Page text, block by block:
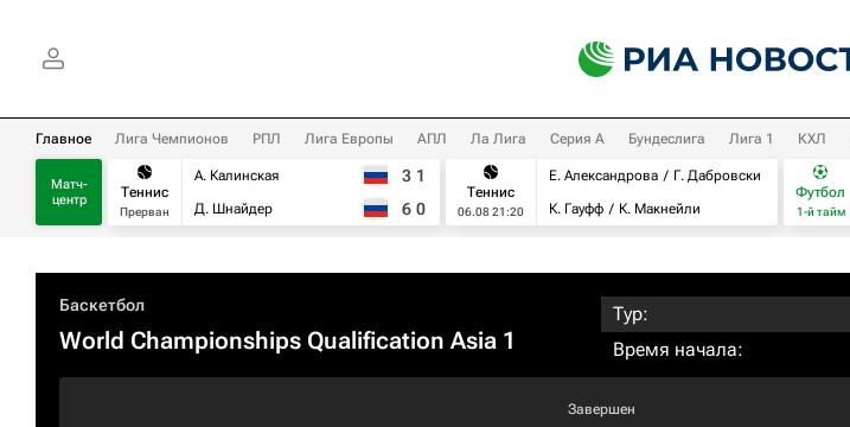
Главное Лига Чемпионов РПЛ Лига Европы АПЛ Ла Лига Серия А Бундеслига Лига 1 КХЛ
Матч-
центр
Теннис
Прерван
А. Калинская
Д. Шнайдер
3 1
6 0
Теннис
06.08 21:20
Е. Александрова
Г. Дабровски
К. Гауфф
К. Макнейли
Футбол
1-й тайм
Баскетбол
World Championships Qualification Asia 1
Тур:
Время начала:
Завершен